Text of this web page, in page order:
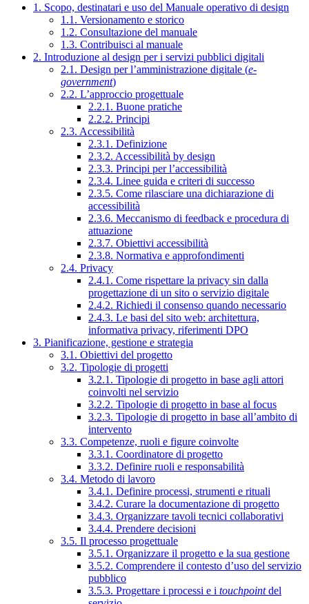
1. Scopo, destinatari e uso del Manuale operativo di design
1.1. Versionamento e storico
1.2. Consultazione del manuale
1.3. Contribuisci al manuale
2. Introduzione al design per i servizi pubblici digitali
2.1. Design per l’amministrazione digitale (e-
government)
2.2. L’approccio progettuale
2.2.1. Buone pratiche
2.2.2. Principi
2.3. Accessibilità
2.3.1. Definizione
2.3.2. Accessibilità by design
2.3.3. Principi per l’accessibilità
2.3.4. Linee guida e criteri di successo
2.3.5. Come rilasciare una dichiarazione di
accessibilità
2.3.6. Meccanismo di feedback e procedura di
attuazione
2.3.7. Obiettivi accessibilità
2.3.8. Normativa e approfondimenti
2.4. Privacy
2.4.1. Come rispettare la privacy sin dalla
progettazione di un sito o servizio digitale
2.4.2. Richiedi il consenso quando necessario
2.4.3. Le basi del sito web: architettura,
informativa privacy, riferimenti DPO
3. Pianificazione, gestione e strategia
3.1. Obiettivi del progetto
3.2. Tipologie di progetti
3.2.1. Tipologie di progetto in base agli attori
coinvolti nel servizio
3.2.2. Tipologie di progetto in base al focus
3.2.3. Tipologie di progetto in base all’ambito di
intervento
3.3. Competenze, ruoli e figure coinvolte
3.3.1. Coordinatore di progetto
3.3.2. Definire ruoli e responsabilità
3.4. Metodo di lavoro
3.4.1. Definire processi, strumenti e rituali
3.4.2. Curare la documentazione di progetto
3.4.3. Organizzare tavoli tecnici collaborativi
3.4.4. Prendere decisioni
3.5. Il processo progettuale
3.5.1. Organizzare il progetto e la sua gestione
3.5.2. Comprendere il contesto d’uso del servizio
pubblico
3.5.3. Progettare i processi e i touchpointdel